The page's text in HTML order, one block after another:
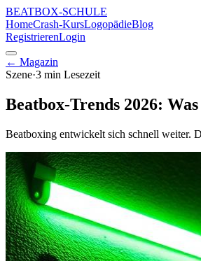
BEATBOX-SCHULE
HomeCrash-KursLogopädieBlog
RegistrierenLogin
← Magazin
Szene·3 min Lesezeit
Beatbox-Trends 2026:
Beatboxing entwickelt sich schnell weiter.